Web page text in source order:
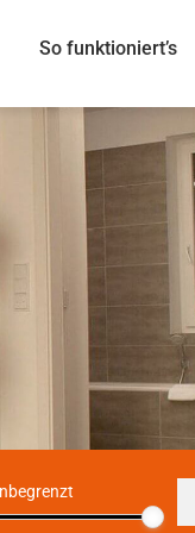
So funktioniert’s